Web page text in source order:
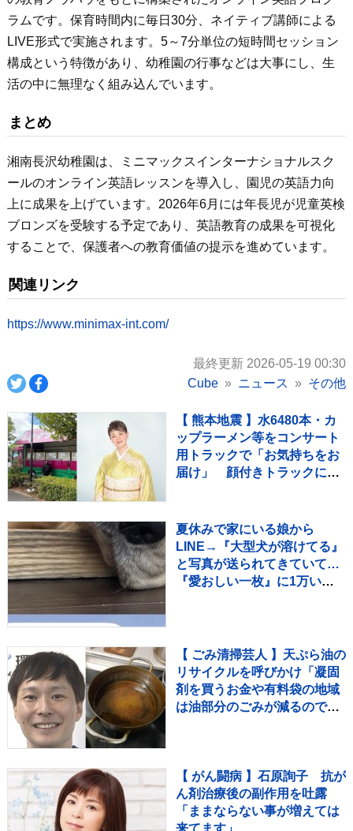
ラムです。保育時間内に毎日30分、ネイティブ講師による
LIVE形式で実施されます。5～7分単位の短時間セッション
構成という特徴があり、幼稚園の行事などは大事にし、生
活の中に無理なく組み込んでいます。
まとめ
湘南長沢幼稚園は、ミニマックスインターナショナルスク
ールのオンライン英語レッスンを導入し、園児の英語力向
上に成果を上げています。2026年6月には年長児が児童英検
ブロンズを受験する予定であり、英語教育の成果を可視化
することで、保護者への教育価値の提示を進めています。
関連リンク
https://www.minimax-int.com/
最終更新 2026-05-19 00:30
Cube
ニュース その他
【 熊本地震 】水6480本・カ
ップラーメン等をコンサート
用トラックで「お気持ちをお
届け」 顔付きトラックにた
夏休みで家にいる娘から
LINE→『大型犬が溶けてる』
と写真が送られてきていて…
『愛おしい一枚』に1万いい
【 ごみ清掃芸人 】天ぷら油の
リサイクルを呼びかけ「凝固
剤を買うお金や有料袋の地域
は油部分のごみが減るので、
【 がん闘病 】石原詢子 抗が
ん剤治療後の副作用を吐露
「ままならない事が増えては
来てます」